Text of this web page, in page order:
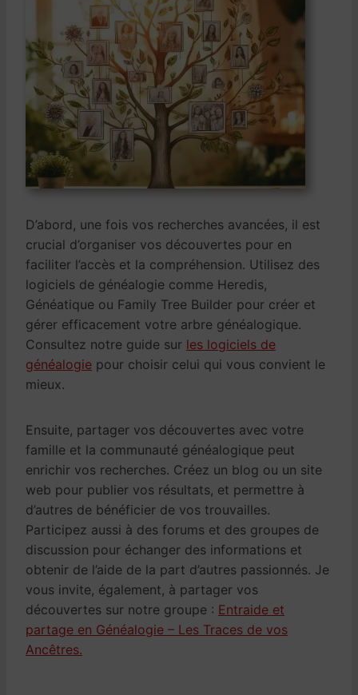
D’abord, une fois vos recherches avancées, il est
crucial d’organiser vos découvertes pour en
faciliter l’accès et la compréhension. Utilisez des
logiciels de généalogie comme Heredis,
Généatique ou Family Tree Builder pour créer et
gérer efficacement votre arbre généalogique.
Consultez notre guide sur les logiciels de
généalogie pour choisir celui qui vous convient le
mieux.
Ensuite, partager vos découvertes avec votre
famille et la communauté généalogique peut
enrichir vos recherches. Créez un blog ou un site
web pour publier vos résultats, et permettre à
d’autres de bénéficier de vos trouvailles.
Participez aussi à des forums et des groupes de
discussion pour échanger des informations et
obtenir de l’aide de la part d’autres passionnés. Je
vous invite, également, à partager vos
découvertes sur notre groupe : Entraide et
partage en Généalogie – Les Traces de vos
Ancêtres.